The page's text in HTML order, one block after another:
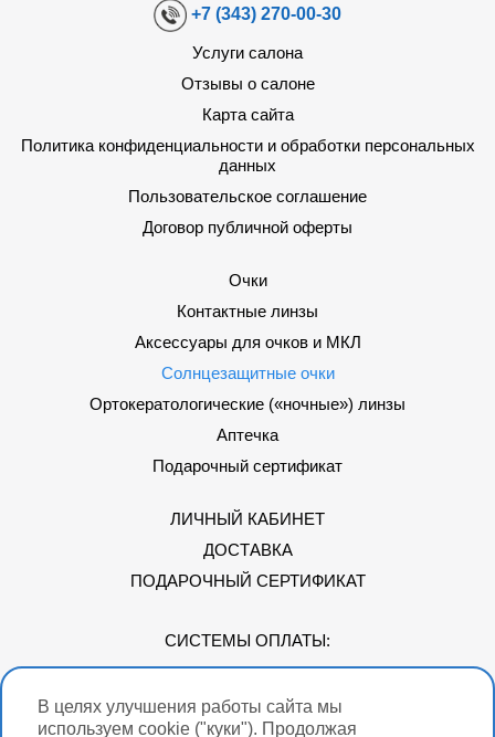
В целях улучшения работы сайта мы
используем cookie ("куки"). Продолжая
+7 (343) 270-00-30
Услуги салона
Отзывы о салоне
Карта сайта
Политика конфиденциальности и обработки персональных
данных
Пользовательское соглашение
Договор публичной оферты
Очки
Контактные линзы
Аксессуары для очков и МКЛ
Солнцезащитные очки
Ортокератологические («ночные») линзы
Аптечка
Подарочный сертификат
ЛИЧНЫЙ КАБИНЕТ
ДОСТАВКА
ПОДАРОЧНЫЙ СЕРТИФИКАТ
СИСТЕМЫ ОПЛАТЫ:
Мы в соцсетях